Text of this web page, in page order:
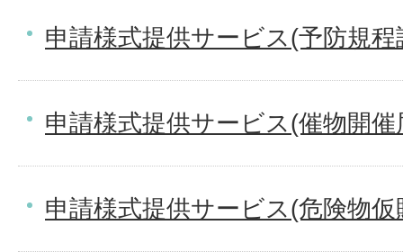
申請様式提供サービス(予防規
申請様式提供サービス(催物開催
申請様式提供サービス(危険物